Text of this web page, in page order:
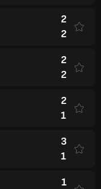
2
2
2
2
2
1
3
1
1